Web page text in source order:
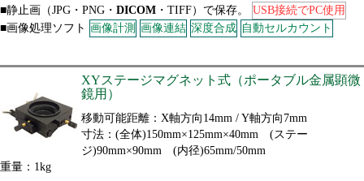
■静止画（JPG・PNG・ DICOM ・TIFF）で保存。 USB接続でPC使用
■画像処理ソフト 画像計測 画像連結 深度合成 自動セルカウント
XYステージマグネット式（ポータブル金属顕微
鏡用）
移動可能距離：X軸方向14mm / Y軸方向7mm
寸法：(全体)150mm×125mm×40mm (ステー
ジ)90mm×90mm (内径)65mm/50mm
重量：1kg